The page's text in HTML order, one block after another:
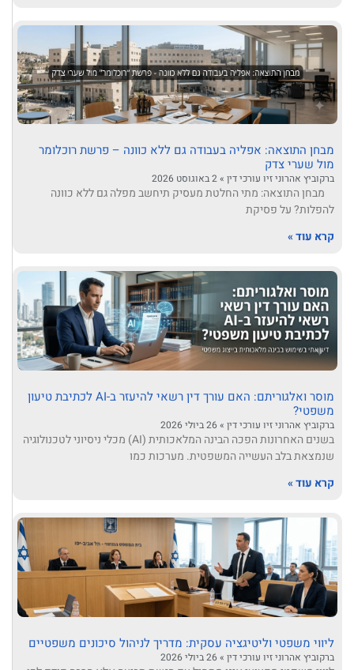
מבחן התוצאה: אפליה בעבודה גם ללא כוונה – פרשת רוכלומר
מול שערי צדק
ברקוביץ אהרוני זיו עורכי דין
מבחן התוצאה: מתי החלטת מעסיק תיחשב מפלה גם ללא כוונה
להפלות? על פסיקת
קרא עוד »
מוסר ואלגוריתם: האם עורך דין רשאי להיעזר ב-AI לכתיבת טיעון
משפטי?
ברקוביץ אהרוני זיו עורכי דין
בשנים האחרונות הפכה הבינה המלאכותית (AI) מכלי ניסיוני לטכנולוגיה
שנמצאת בלב העשייה המשפטית. מערכות כמו
קרא עוד »
ליווי משפטי וליטיגציה עסקית: מדריך לניהול סיכונים משפטיים
ברקוביץ אהרוני זיו עורכי דין